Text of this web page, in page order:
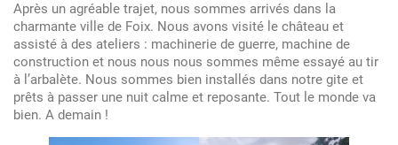
5e
Ariège
du
15
Après un agréable trajet, nous sommes arrivés dans la
charmante ville de Foix. Nous avons visité le château et
assisté à des ateliers : machinerie de guerre, machine de
construction et nous nous nous sommes même essayé au tir
à l’arbalète. Nous sommes bien installés dans notre gite et
prêts à passer une nuit calme et reposante. Tout le monde va
bien. A demain !